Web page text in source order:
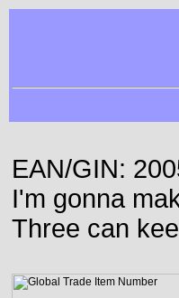
EAN/GIN:
I'm gonna
Three can